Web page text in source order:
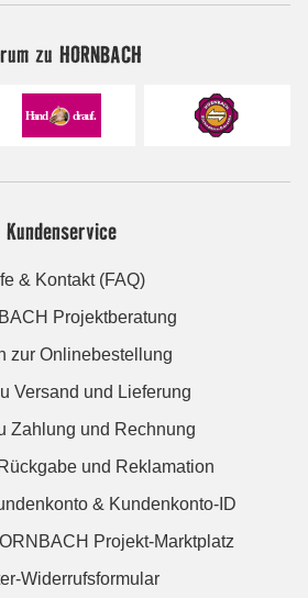
zu HORNBACH
Kundenservice
& Kontakt (FAQ)
Projektberatung
zur Onlinebestellung
Versand und Lieferung
Zahlung und Rechnung
und Reklamation
& Kundenkonto-ID
Projekt-Marktplatz
Widerrufsformular